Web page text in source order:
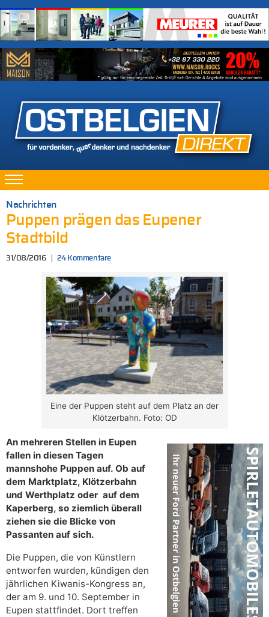
Nachrichten
Puppen prägen das Eupener
Stadtbild
31/08/2016 24 Kommentare
Eine der Puppen steht auf dem Platz an der
Klötzerbahn. Foto: OD
An mehreren Stellen in Eupen
fallen in diesen Tagen
mannshohe Puppen auf. Ob auf
dem Marktplatz, Klötzerbahn
und Werthplatz oder auf dem
Kaperberg, so ziemlich überall
ziehen sie die Blicke von
Passanten auf sich.
Die Puppen, die von Künstlern
entworfen wurden, kündigen den
jährlichen Kiwanis-Kongress an,
der am 9. und 10. September in
Eupen stattfindet. Dort treffen